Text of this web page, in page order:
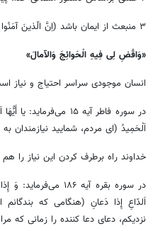
۳ منبعث از ایمان باشد (اِنَّ الّذینَ آمَنُوا وَ عَمِلُوا الصّالِحاتِ)
«وَاقْضِ لِی فِیهِ الْحَوائِجَ وَالآمالَ»
انسان موجودی سراسر احتیاج و نیاز
در سوره فاطر آیه ۱۵
اَلْحَمِیدُ (ای مردم، شمایید نیازمندان
خداوند راه برطرف کردن این نیاز را
در سوره بقره آیه
اَلدّاعِ إِذا دَعانِ (هنگامی که
نزدیکم، دعای دعا کننده را زمانی که